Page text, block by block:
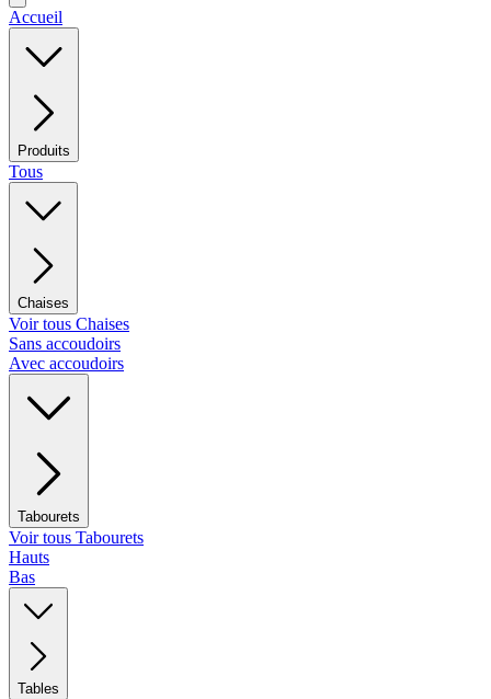
Accueil
Produits
Tous
Chaises
Voir tous Chaises
Sans accoudoirs
Avec accoudoirs
Tabourets
Voir tous Tabourets
Hauts
Bas
Tables